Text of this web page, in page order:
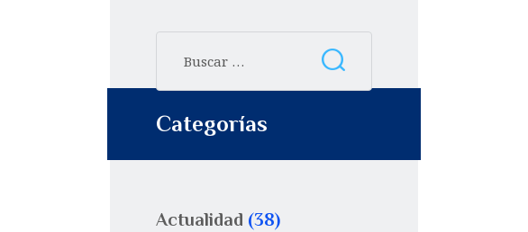
Categorías
Actualidad (38)